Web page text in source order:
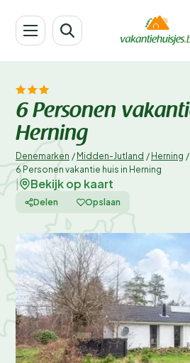
6 Personen
Herning
Denemarken / Midden-Jutland / Herning /
6 Personen vakantie huis in Herning
Bekijk op kaart
Delen Opslaan